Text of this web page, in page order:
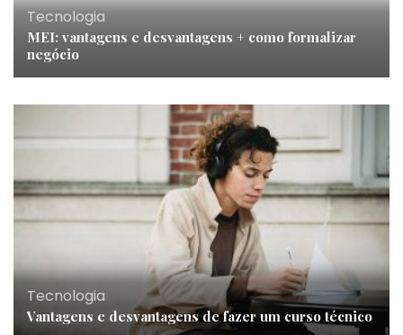
Tecnologia
MEI: vantagens e desvantagens + como formalizar
negócio
Tecnologia
Vantagens e desvantagens de fazer um curso técnico